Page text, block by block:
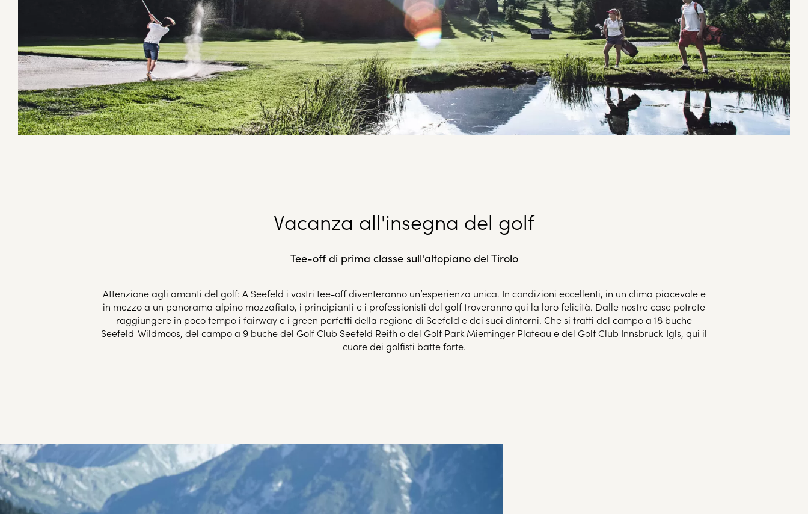
Vacanza all'insegna del golf
Tee-off di prima classe sull'altopiano del Tirolo
Attenzione agli amanti del golf: A Seefeld i vostri tee-off diventeranno un’esperienza unica. In condizioni eccellenti, in un clima piacevole e
in mezzo a un panorama alpino mozzafiato, i principianti e i professionisti del golf troveranno qui la loro felicità. Dalle nostre case potrete
raggiungere in poco tempo i fairway e i green perfetti della regione di Seefeld e dei suoi dintorni. Che si tratti del campo a 18 buche
Seefeld-Wildmoos, del campo a 9 buche del Golf Club Seefeld Reith o del Golf Park Mieminger Plateau e del Golf Club Innsbruck-Igls, qui il
cuore dei golfisti batte forte.